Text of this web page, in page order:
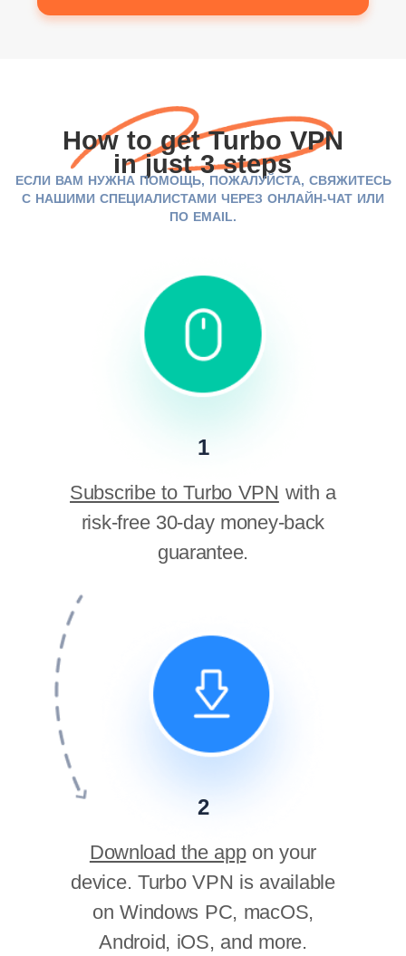
How to get Turbo VPN
in just 3 steps
ЕСЛИ ВАМ НУЖНА ПОМОЩЬ, ПОЖАЛУЙСТА, СВЯЖИТЕСЬ
С НАШИМИ СПЕЦИАЛИСТАМИ ЧЕРЕЗ ОНЛАЙН-ЧАТ ИЛИ
ПО EMAIL.
1
Subscribe to Turbo VPN with a
risk-free 30-day money-back
guarantee.
2
Download the appon your
device. Turbo VPN is available
on Windows PC, macOS,
Android, iOS, and more.